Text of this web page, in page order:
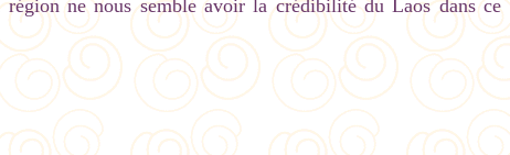
ne nous semble avoir la crédibilité du Laos dans ce